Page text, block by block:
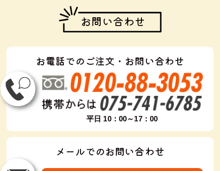
お問い合わせ
お電話でのご注文・お問い合わせ
平日 10：00～17：00
メールでのお問い合わせ